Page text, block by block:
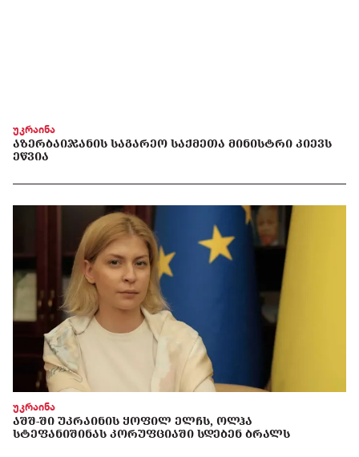
უკრაინა
ᲐᲖᲔᲠᲑᲐᲘᲯᲐᲜᲘᲡ ᲡᲐᲒᲐᲠᲔᲝ ᲡᲐᲥᲛᲔᲗᲐ ᲛᲘᲜᲘᲡᲢᲠᲘ ᲙᲘᲔᲕᲡ
ᲔᲬᲕᲘᲐ
უკრაინა
ᲐᲨᲨ-ᲨᲘ ᲣᲙᲠᲐᲘᲜᲘᲡ ᲧᲝᲤᲘᲚ ᲔᲚᲩᲡ, ᲝᲚᲰᲐ
ᲡᲢᲔᲤᲐᲜᲘᲨᲘᲜᲐᲡ ᲙᲝᲠᲣᲤᲪᲘᲐᲨᲘ ᲡᲓᲔᲑᲔᲜ ᲑᲠᲐᲚᲡ